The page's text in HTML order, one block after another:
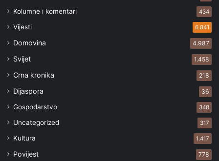
Kolumne i komentari 434
Vijesti 6.841
Domovina 4.987
Svijet 1.458
Crna kronika 218
Dijaspora 36
Gospodarstvo 348
Uncategorized 317
Kultura 1.417
Povijest 778